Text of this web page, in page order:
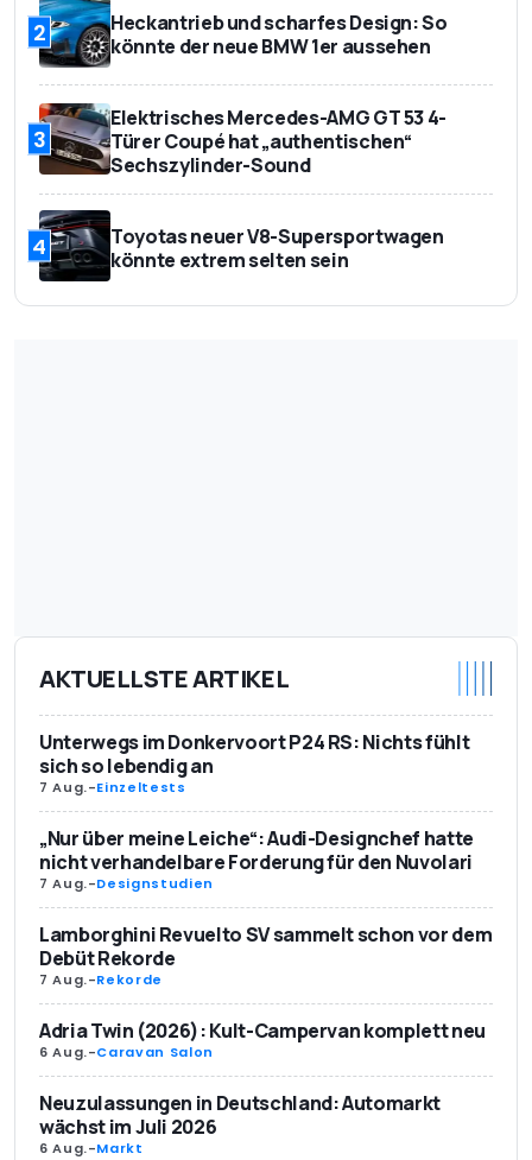
2
Heckantrieb und scharfes Design: So
könnte der neue BMW 1er aussehen
3
Elektrisches Mercedes-AMG GT 53 4-
Türer Coupé hat „authentischen“
Sechszylinder-Sound
4
Toyotas neuer V8-Supersportwagen
könnte extrem selten sein
AKTUELLSTE ARTIKEL
Unterwegs im Donkervoort P24 RS: Nichts fühlt
sich so lebendig an
7 Aug.-Einzeltests
„Nur über meine Leiche“: Audi-Designchef hatte
nicht verhandelbare Forderung für den Nuvolari
7 Aug.-Designstudien
Lamborghini Revuelto SV sammelt schon vor dem
Debüt Rekorde
7 Aug.-Rekorde
Adria Twin (2026): Kult-Campervan komplett neu
6 Aug.-Caravan Salon
Neuzulassungen in Deutschland: Automarkt
wächst im Juli 2026
6 Aug.-Markt